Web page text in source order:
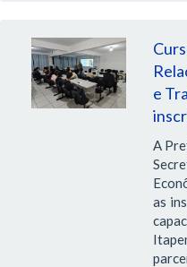
e
A
as